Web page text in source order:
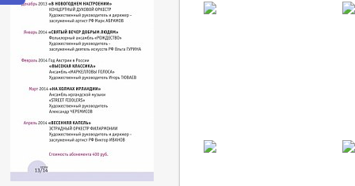
Отправить
сообщение
модератору